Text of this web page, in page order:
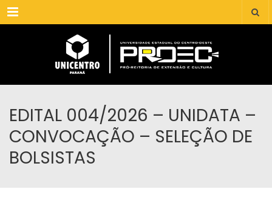
Menu
EDITAL 004/2026 – UNIDATA –
CONVOCAÇÃO – SELEÇÃO DE
BOLSISTAS